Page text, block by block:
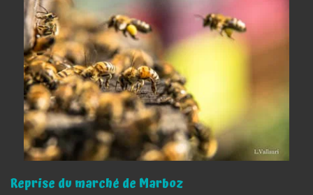
Reprise du marché de Marboz